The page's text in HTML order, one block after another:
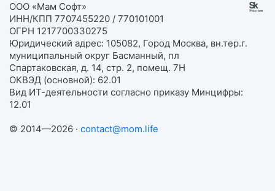
ООО «Мам Софт»
ИНН/КПП 7707455220 / 770101001
ОГРН 1217700330275
Юридический адрес: 105082, Город Москва, вн.тер.г.
муниципальный округ Басманный, пл
Спартаковская, д. 14, стр. 2, помещ. 7Н
ОКВЭД (основной): 62.01
Вид ИТ-деятельности согласно приказу Минцифры:
12.01
© 2014—2026 · contact@mom.life